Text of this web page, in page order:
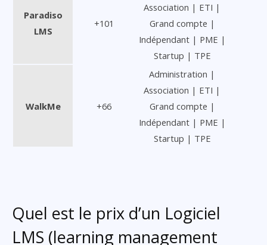
Paradiso
LMS
+101
Association | ETI |
Grand compte |
Indépendant | PME |
Startup | TPE
WalkMe +66
Administration |
Association | ETI |
Grand compte |
Indépendant | PME |
Startup | TPE
Quel est le prix d’un Logiciel
LMS (learning management